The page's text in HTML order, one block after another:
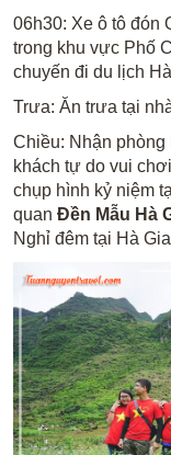
06h30: Xe ô tô đón
trong khu vực Phố
chuyến đi du lịch
Trưa: Ăn trưa tại
Chiều: Nhận
khách tự do vui
chụp hình kỷ niệm
quanĐền Mẫu Hà
Nghỉ đêm tại Hà